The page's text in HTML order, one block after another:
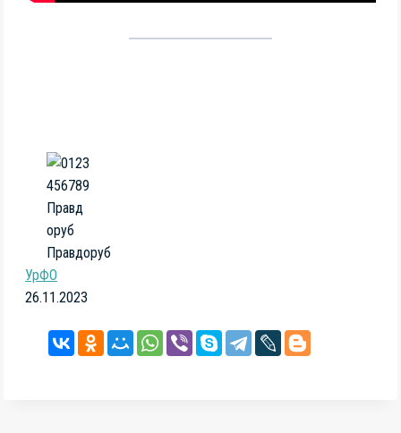
Правдоруб
УрФО
26.11.2023